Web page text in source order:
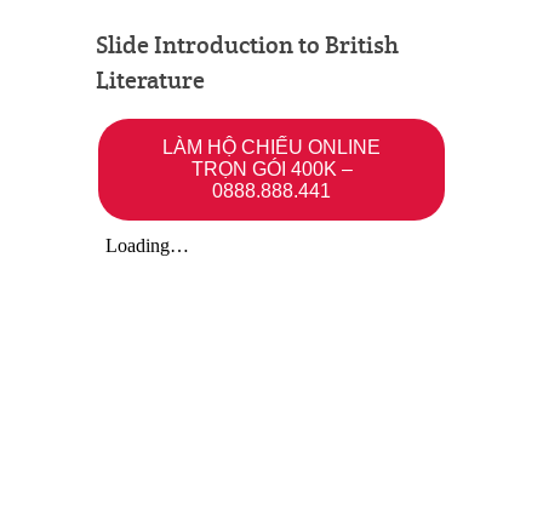
Slide Introduction to British
Literature
LÀM HỘ CHIẾU ONLINE
TRỌN GÓI 400K –
0888.888.441